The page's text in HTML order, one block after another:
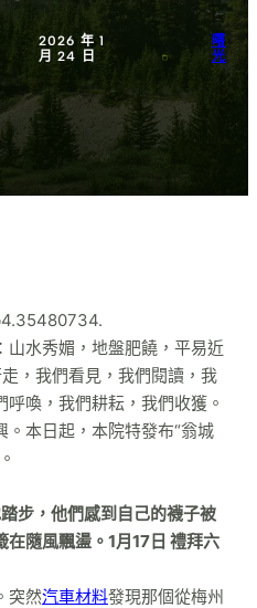
2026 年 1
月 24 日
曙
光
山水秀媚，地盤肥饒，平易近
，我們看見，我們閱讀，我
喚，我們耕耘，我們收獲。
本日起，本院特發布“翁城
步，他們感到自己的襪子被
隨風飄盪。1月17日 禮拜六
突然汽車材料發現那個從梅州